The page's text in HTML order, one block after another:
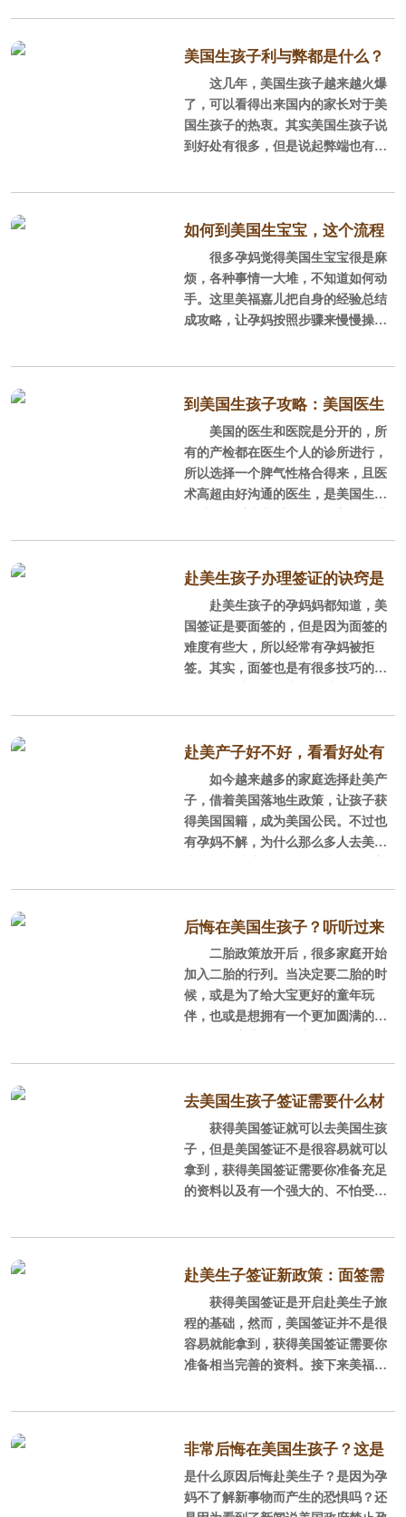
利或豁免权的法律。”也就是在美国出
生的孩子享有“出生公民权”，自然获
得美国国籍。
二、超过180
参考下。
1、签证价格
办理美签的费用是海外生子必不
注意的是如果签证办理不成功工本费
用大使馆也不会退还。另外，美福嘉
儿提醒如果有机构称可以代办签证一
次
美国生孩子利与弊都是什么？
这几年，美国生孩子越来越火爆
了，可以看得出来国内的家长对于美
国生孩子的热衷。其实美国生孩子说
到好处有很多，但是说起弊端也有不
一、美国生孩子落地美籍，占尽
美国生孩子的好处有很多，但大
的好处是孩子落地就是美国人。​这是
证，然后申请绿卡留在美国继续发
展。这里说的绿卡其实就是美国的北
京暂住证，而美国国籍就相当于北京
户口。如果有心让孩子以后在
如何到美国生宝宝，这个流程
很清晰！
很多孕妈觉得美国生宝宝很是麻
烦，各种事情一大堆，不知道如何动
手。这里美福嘉儿把自身的经验总结
成攻略，让孕妈按照步骤来慢慢操
1、找家美国月子中心
美国生宝宝逐渐火热，在热潮中
赴美生子中介应运而生，这中介亦真
亦假，难以辨别。正规直营美国月子
中心会根据孕妈的自身情况，告诉孕
要提醒孕妈的是一定要找直营的机构
咨询来判断自身情况，再考虑美国生
宝宝计划。
2、办理签证要提早
到美国生孩子攻略：美国医生
怎么选择？
美国的医生和医院是分开的，所
有的产检都在医生个人的诊所进行，
所以选择一个脾气性格合得来，且医
术高超由好沟通的医生，是美国生孩
Q1：美国医生水平怎么样？
美国医生的入行门槛很高，所有
医生都必须有医生执照，除了要过大
学本科这一关外，还要经过医院的实
所以，在美国当地知名的医生水平普
遍都很高。
Q2：白人医生和华人医生哪个
好？
赴美生孩子办理签证的诀窍是
什么？
赴美生孩子的孕妈妈都知道，美
国签证是要面签的，但是因为面签的
难度有些大，所以经常有孕妈被拒
签。其实，面签也是有很多技巧的，
美国大使馆签证官的主观意识很
强大，主要从这两点判断：是看你是
否有足够的经济能力来负担你此次的
美国之行，你的签证目的是否明确；
第二就是要看你国内的约束力，也就
的材料或者你面试的表现不尽人意，
即使你真的是去美国旅游，但是抱
歉，签证官还是不会给
赴美产子好不好，看看好处有
哪些
如今越来越多的家庭选择赴美产
子，借着美国落地生政策，让孩子获
得美国国籍，成为美国公民。不过也
有孕妈不解，为什么那么多人去美国
1、获得美国国籍，成为美国公
这一优势是其他所有优势的前
提，也是孕妈去​赴美产子直观的好
处，就是享受美国落地生政策，孩子
2、美宝可享受美国免费的13年义
务教育，就读小学到高中完全不花
钱。
美国的教育体系和教育方式完全
与中国这边的应试教育不同，更能激
后悔在美国生孩子？听听过来
人怎么说
二胎政策放开后，很多家庭开始
加入二胎的行列。当决定要二胎的时
候，或是为了给大宝更好的童年玩
伴，也或是想拥有一个更加圆满的儿
说说掏心窝的内心话。
我是一名新进二胎妈妈，刚在美
国生完我的第二个宝宝，是名可爱的
小女孩。从这个宝宝落地到回国，我
院建档的孕妈妈非常多，每次去产检
都会排很久的队。人一多医生难免有
些照
去美国生孩子签证需要什么材
料？签证官会问哪些问题？
获得美国签证就可以去美国生孩
子，但是美国签证不是很容易就可以
拿到，获得美国签证需要你准备充足
的资料以及有一个强大的、不怕受挫
一、准备好相应的签证材料
1、材料清单
月的有效期，护照尾页由本人亲笔签
名,如有旧护照，面试请一同携带。
②、照片5.1cm*5.1cm
赴美生子签证新政策：面签需
要准备哪些材料
获得美国签证是开启赴美生子旅
程的基础，然而，美国签证并不是很
容易就能拿到，获得美国签证需要你
准备相当完善的资料。接下来美福嘉
①、护照
护照距离预定回程日期至少有6个
非常后悔在美国生孩子？这是
不了解新事物而产生的恐惧！
是什么原因后悔赴美生子？是因为孕
妈不了解新事物而产生的恐惧吗？还